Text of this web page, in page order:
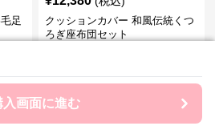
入画面に進む
入画面に進む
足
クッションカバー 和風伝統くつ
ろぎ座布団セット